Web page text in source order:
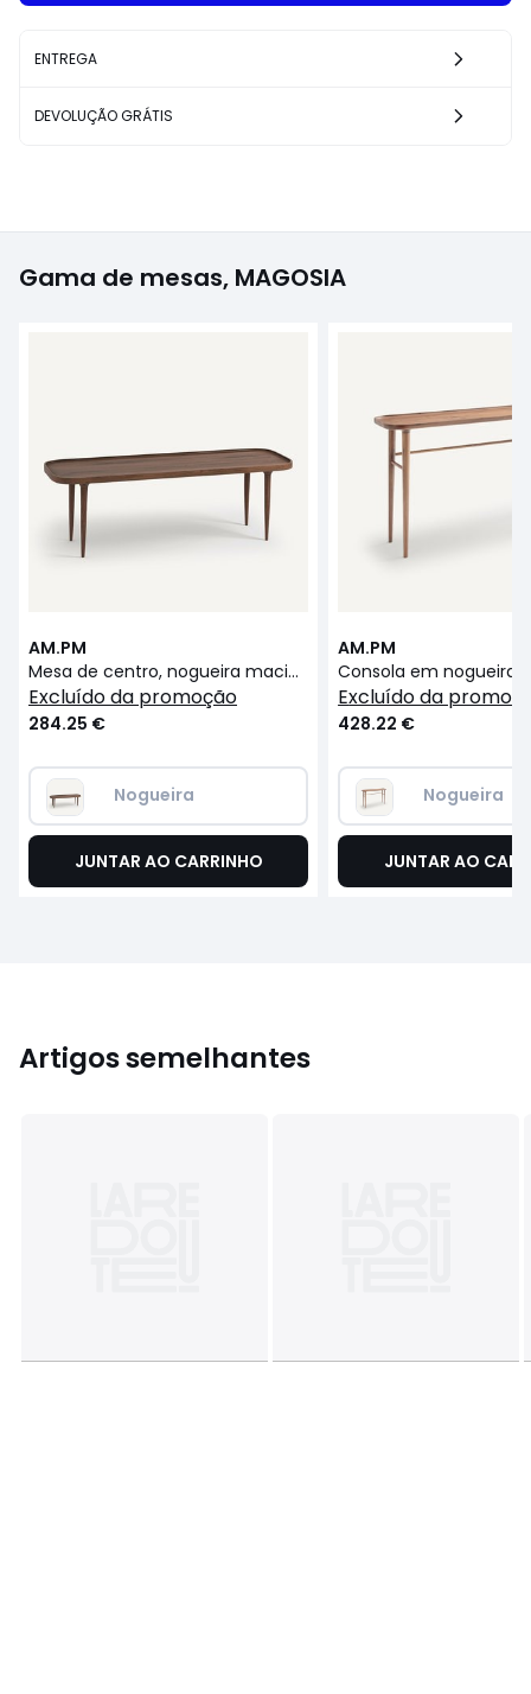
ENTREGA
DEVOLUÇÃO GRÁTIS
Gama de mesas, MAGOSIA
AM.PM
Mesa de centro, nogueira maciça, Magosia, tamanho grande
excluído da promoção
284.25 €
Nogueira
JUNTAR AO CARRINHO
AM.PM
excluído da
428.22 €
Nogueira
JUNTAR AO
Artigos semelhantes